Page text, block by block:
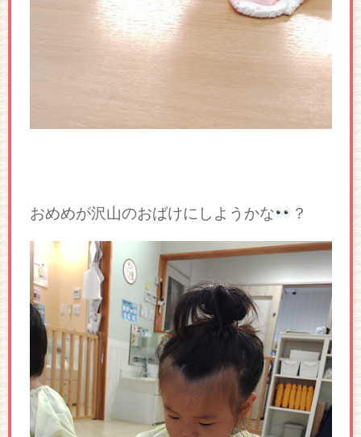
おめめが沢山のおばけにしようかな ？